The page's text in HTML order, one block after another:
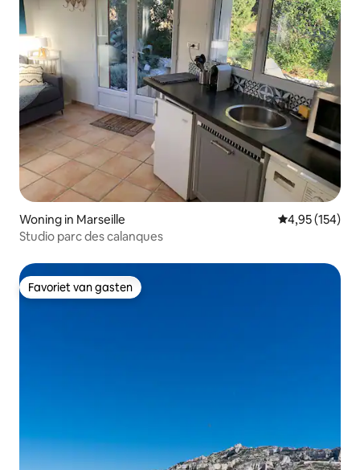
Woning in Marseille Gemiddelde
4,95 (154)
Studio parc des calanques
Favoriet van gasten
Favoriet van gasten